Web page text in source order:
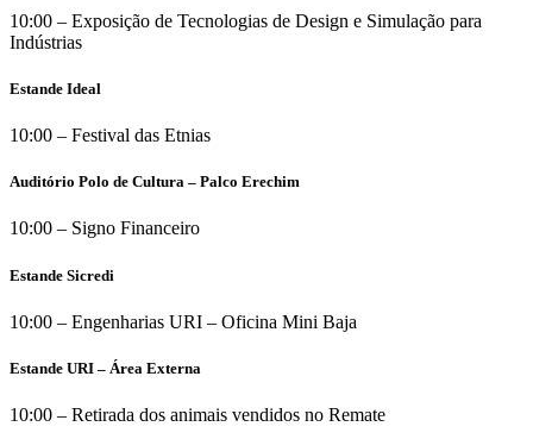
10:00 – Exposição de Tecnologias de Design e Simulação para
Indústrias
Estande Ideal
10:00 – Festival das Etnias
Auditório Polo de Cultura – Palco Erechim
10:00 – Signo Financeiro
Estande Sicredi
10:00 – Engenharias URI – Oficina Mini Baja
Estande URI – Área Externa
10:00 – Retirada dos animais vendidos no Remate